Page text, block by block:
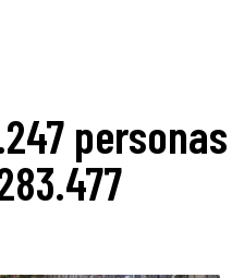
personas